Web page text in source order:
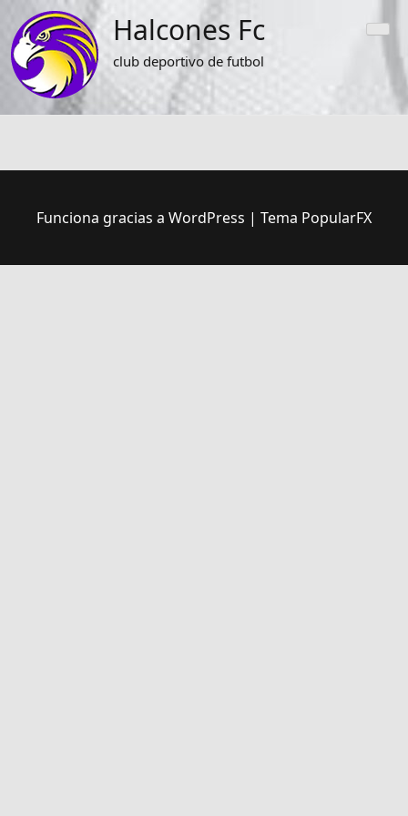
Saltar
contenido
Halcones Fc
club deportivo de futbol
Funciona gracias a WordPress | Tema PopularFX